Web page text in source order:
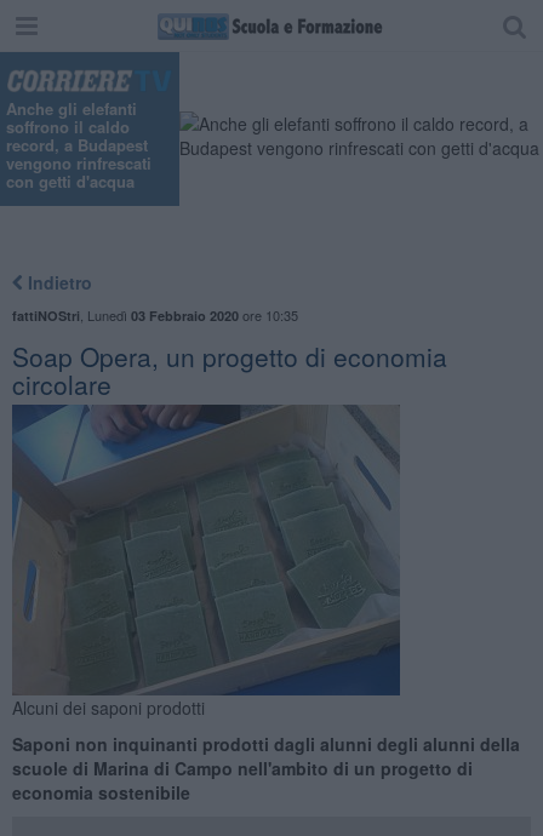
Anche gli elefanti
soffrono il caldo
record, a Budapest
vengono rinfrescati
con getti d'acqua
Indietro
fattiNOStri Lunedì 03 Febbraio 2020ore 10:35
Soap Opera, un progetto di economia
circolare
Alcuni dei saponi prodotti
Saponi non inquinanti prodotti dagli alunni degli alunni della
scuole di Marina di Campo nell'ambito di un progetto di
economia sostenibile